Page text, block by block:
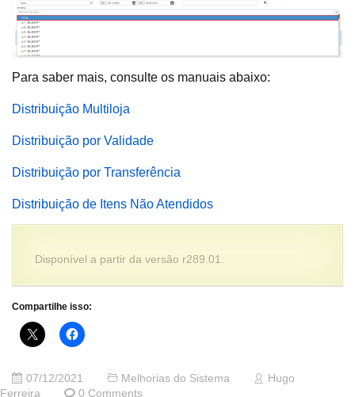
Para saber mais, consulte os manuais abaixo:
Distribuição Multiloja
Distribuição por Validade
Distribuição por Transferência
Distribuição de Itens Não Atendidos
Disponível a partir da versão r289.01.
Compartilhe isso:
07/12/2021 Melhorias do Sistema
Hugo
Ferreira
0 Comments